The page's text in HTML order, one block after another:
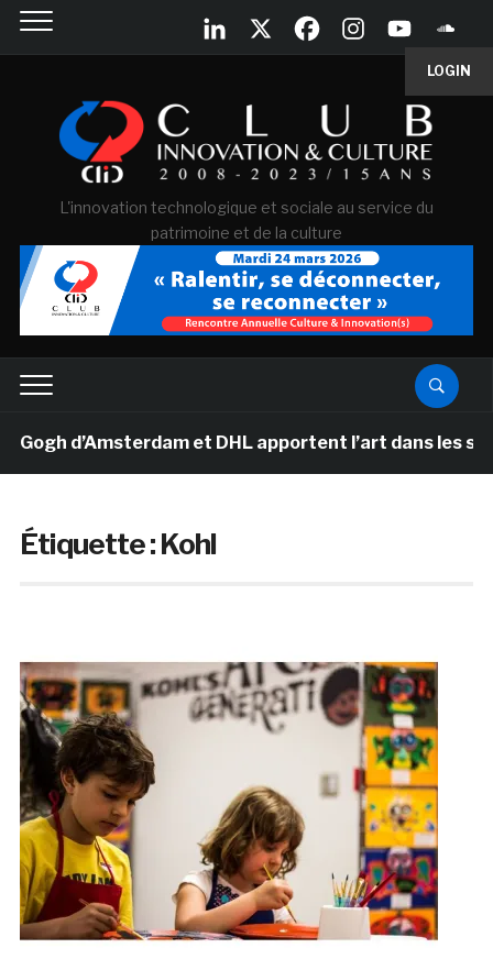
LOGIN
L'innovation technologique et sociale au service du
patrimoine et de la culture
d’Amsterdam et DHL apportent l’art dans les
Étiquette :Kohl